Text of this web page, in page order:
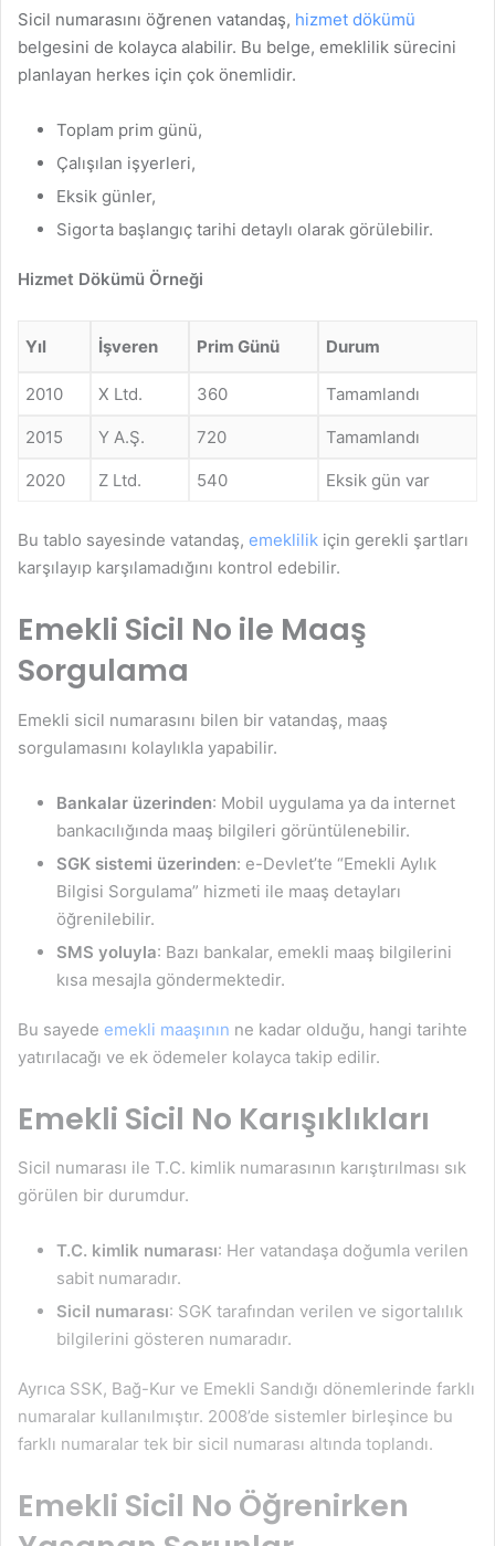
Sicil numarasını öğrenen vatandaş, hizmet dökümü
belgesini de kolayca alabilir. Bu belge, emeklilik sürecini
planlayan herkes için çok önemlidir.
Toplam prim günü,
Çalışılan işyerleri,
Eksik günler,
Sigorta başlangıç tarihi detaylı olarak görülebilir.
Hizmet Dökümü Örneği
Yıl İşveren Prim Günü Durum
2010 X Ltd. 360 Tamamlandı
2015 Y A.Ş. 720 Tamamlandı
2020 Z Ltd. 540 Eksik gün var
Bu tablo sayesinde vatandaş, emeklilik için gerekli şartları
karşılayıp karşılamadığını kontrol edebilir.
Emekli Sicil No ile Maaş
Sorgulama
Emekli sicil numarasını bilen bir vatandaş, maaş
sorgulamasını kolaylıkla yapabilir.
Bankalar üzerinden: Mobil uygulama ya da internet
bankacılığında maaş bilgileri görüntülenebilir.
SGK sistemi üzerinden: e-Devlet’te “Emekli Aylık
Bilgisi Sorgulama” hizmeti ile maaş detayları
öğrenilebilir.
SMS yoluyla: Bazı bankalar, emekli maaş bilgilerini
kısa mesajla göndermektedir.
Bu sayede emekli maaşının ne kadar olduğu, hangi tarihte
yatırılacağı ve ek ödemeler kolayca takip edilir.
Emekli Sicil No Karışıklıkları
Sicil numarası ile T.C. kimlik numarasının karıştırılması sık
görülen bir durumdur.
T.C. kimlik numarası: Her vatandaşa doğumla verilen
sabit numaradır.
Sicil numarası: SGK tarafından verilen ve sigortalılık
bilgilerini gösteren numaradır.
Ayrıca SSK, Bağ-Kur ve Emekli Sandığı dönemlerinde farklı
numaralar kullanılmıştır. 2008’de sistemler birleşince bu
farklı numaralar tek bir sicil numarası altında toplandı.
Emekli Sicil No Öğrenirken